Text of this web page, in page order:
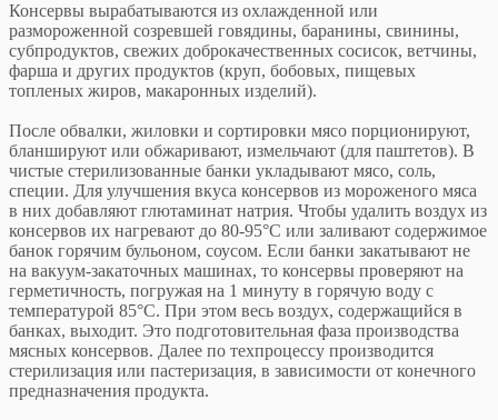
Консервы вырабатываются из охлажденной или
размороженной созревшей говядины, баранины, свинины,
субпродуктов, свежих доброкачественных сосисок, ветчины,
фарша и других продуктов (круп, бобовых, пищевых
топленых жиров, макаронных изделий).
После обвалки, жиловки и сортировки мясо порционируют,
бланшируют или обжаривают, измельчают (для паштетов). В
чистые стерилизованные банки укладывают мясо, соль,
специи. Для улучшения вкуса консервов из мороженого мяса
в них добавляют глютаминат натрия. Чтобы удалить воздух из
консервов их нагревают до 80-95°С или заливают содержимое
банок горячим бульоном, соусом. Если банки закатывают не
на вакуум-закаточных машинах, то консервы проверяют на
герметичность, погружая на 1 минуту в горячую воду с
температурой 85°С. При этом весь воздух, содержащийся в
банках, выходит. Это подготовительная фаза производства
мясных консервов. Далее по техпроцессу производится
стерилизация или пастеризация, в зависимости от конечного
предназначения продукта.